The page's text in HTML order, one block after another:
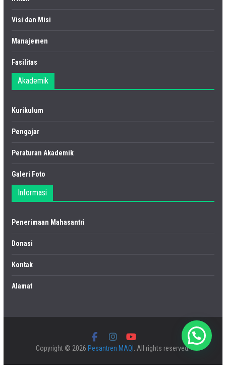
Visi dan Misi
Manajemen
Fasilitas
Akademik
Kurikulum
Pengajar
Peraturan Akademik
Galeri Foto
Informasi
Penerimaan Mahasantri
Donasi
Kontak
Alamat
Copyright © 2026 Pesantren MAQI . All rights reserved.